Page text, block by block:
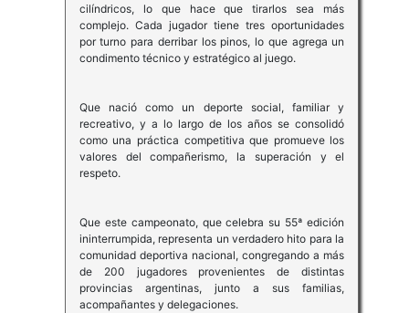
cilíndricos, lo que hace que tirarlos sea más
complejo. Cada jugador tiene tres oportunidades
por turno para derribar los pinos, lo que agrega un
condimento técnico y estratégico al juego.
Que nació como un deporte social, familiar y
recreativo, y a lo largo de los años se consolidó
como una práctica competitiva que promueve los
valores del compañerismo, la superación y el
respeto.
Que este campeonato, que celebra su 55ª edición
ininterrumpida, representa un verdadero hito para la
comunidad deportiva nacional, congregando a más
de 200 jugadores provenientes de distintas
provincias argentinas, junto a sus familias,
acompañantes y delegaciones.